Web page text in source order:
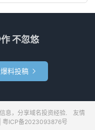
不忽悠
爆料投稿 
息，分享域名投资经验. 友情
粤ICP备2023093876号